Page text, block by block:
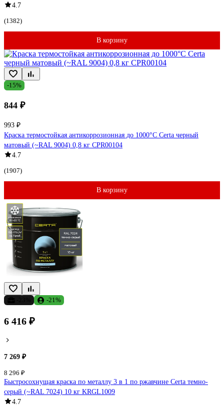
4.7
(1382)
В корзину
-15%
844 ₽
993 ₽
Краска термостойкая антикоррозионная до 1000°С Certa черный
матовый (~RAL 9004) 0,8 кг CPR00104
4.7
(1907)
В корзину
-21%
6 416 ₽
7 269 ₽
8 296 ₽
Быстросохнущая краска по металлу 3 в 1 по ржавчине Certa темно-
серый (~RAL 7024) 10 кг KRGL1009
4.7